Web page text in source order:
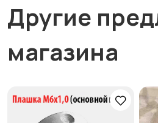
Другие
магазина